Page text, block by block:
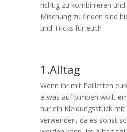
richtig zu kombinieren
Mischung zu finden sind
und Tricks für euch
1.Alltag
Wenn ihr mit Pailletten
etwas auf pimpen wollt
nur ein Kleidungsstück
verwenden, da es sonst